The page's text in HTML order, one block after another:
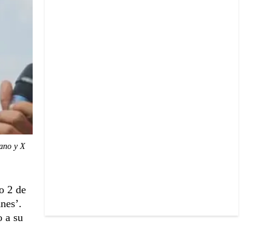
y X
2 de
a su